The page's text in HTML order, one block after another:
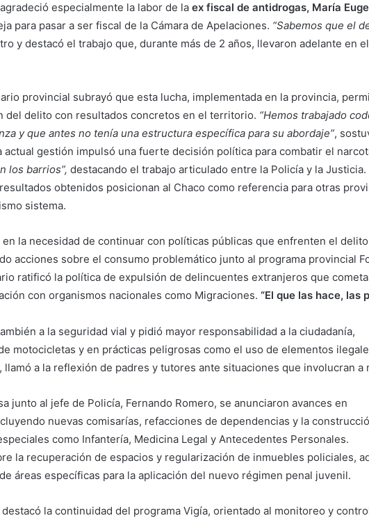
especialmente la labor de la ex fiscal de antidrogas, María
para pasar a ser fiscal de la Cámara de Apelaciones. “Sabemos que el
y destacó el trabajo que, durante más de 2 años, llevaron adelante en
provincial subrayó que esta lucha, implementada en la provincia,
del delito con resultados concretos en el territorio. “Hemos trabajado
y que antes no tenía una estructura específica para su abordaje”,
actual gestión impulsó una fuerte decisión política para combatir el
los barrios”, destacando el trabajo articulado entre la Policía y la Justicia.
obtenidos posicionan al Chaco como referencia para otras
sistema.
la necesidad de continuar con políticas públicas que enfrenten el
acciones sobre el consumo problemático junto al programa provincial
ratificó la política de expulsión de delincuentes extranjeros que
con organismos nacionales como Migraciones. “El que las hace, las
a la seguridad vial y pidió mayor responsabilidad a la ciudadanía,
motocicletas y en prácticas peligrosas como el uso de elementos
llamó a la reflexión de padres y tutores ante situaciones que involucran a
junto al jefe de Policía, Fernando Romero, se anunciaron avances en
nuevas comisarías, refacciones de dependencias y la
como Infantería, Medicina Legal y Antecedentes Personales.
la recuperación de espacios y regularización de inmuebles policiales,
áreas específicas para la aplicación del nuevo régimen penal juvenil.
la continuidad del programa Vigía, orientado al monitoreo y